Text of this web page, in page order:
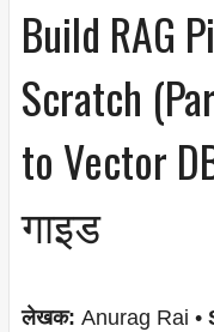
Build RAG
Scratch
to Vector
गाइड
लेखक: Anurag Rai •